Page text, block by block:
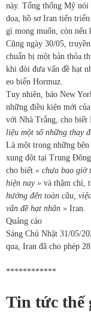
này. Tổng thống Mỹ nói
dọa, hồ sơ Iran tiến
gì mong muốn, còn nếu
Cũng ngày 30/05,
chuẩn bị một bản thỏa
khi đòi đưa vấn đề hạt
eo biển Hormuz.
Tuy nhiên, báo New
những điều kiện mới
với Nhà Trắng, cho biết
liệu một số những thay
Là một trong những
xung đột tại Trung
cho biết « chưa bao giờ
hiện nay » và thậm chí,
hưởng đến toàn cầu,
vấn đề hạt nhân » Iran.
Quảng cáo
Sáng Chủ Nhật 31/05/
qua, Iran đã cho phép
************
Tin tức thế